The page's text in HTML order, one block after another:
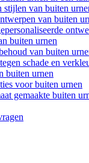
stijlen van buiten
van buiten
buiten urnen
van buiten
schade en
buiten urnen
voor buiten urnen
gemaakte buiten